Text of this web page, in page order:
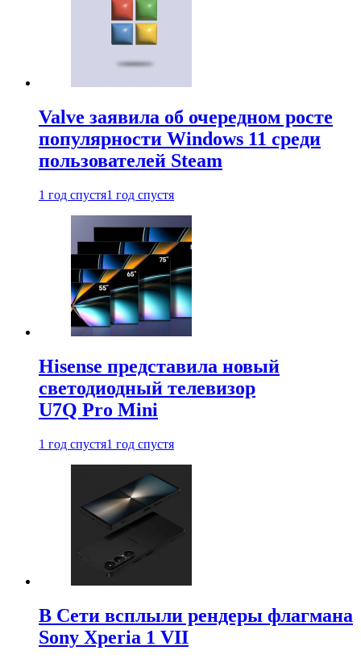
Valve заявила об очередном росте
популярности Windows 11 среди
пользователей Steam
1 год спустя1 год спустя
Hisense представила новый
светодиодный телевизор
U7Q Pro Mini
1 год спустя1 год спустя
В Сети всплыли рендеры флагмана
Sony Xperia 1 VII